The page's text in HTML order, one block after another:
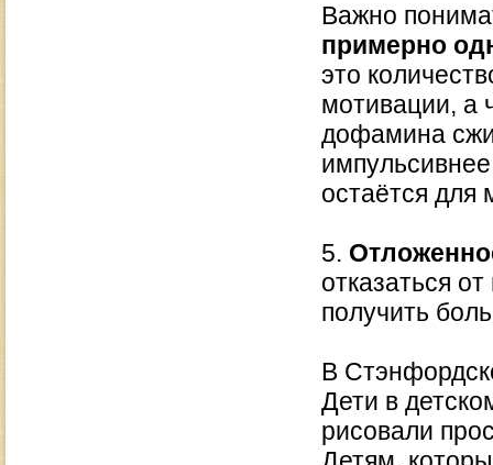
Важно
примерно
это
мотивации, а
дофамина
остаётся
5.
отказаться
получить
В
Дети в
рисовали